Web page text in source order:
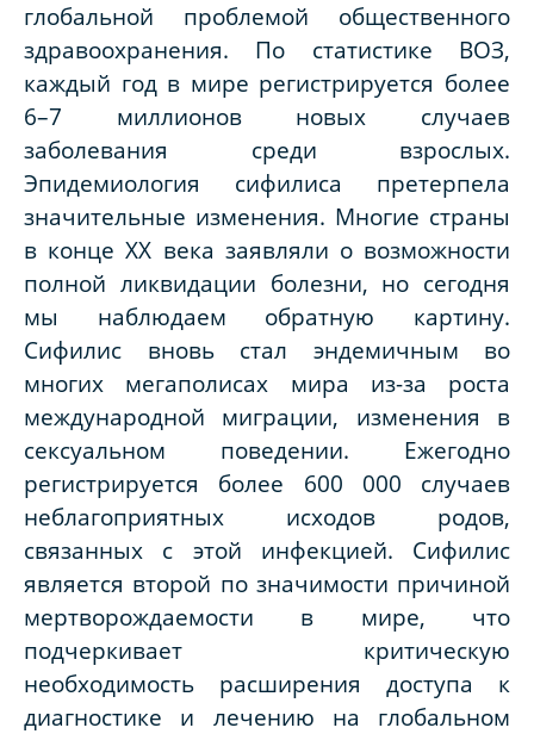
глобальной проблемой общественного
здравоохранения. По статистике ВОЗ,
каждый год в мире регистрируется более
6–7 миллионов новых случаев
заболевания среди взрослых.
Эпидемиология сифилиса претерпела
значительные изменения. Многие страны
в конце XX века заявляли о возможности
полной ликвидации болезни, но сегодня
мы наблюдаем обратную картину.
Сифилис вновь стал эндемичным во
многих мегаполисах мира из-за роста
международной миграции, изменения в
сексуальном поведении. Ежегодно
регистрируется более 600 000 случаев
неблагоприятных исходов родов,
связанных с этой инфекцией. Сифилис
является второй по значимости причиной
мертворождаемости в мире, что
подчеркивает критическую
необходимость расширения доступа к
диагностике и лечению на глобальном